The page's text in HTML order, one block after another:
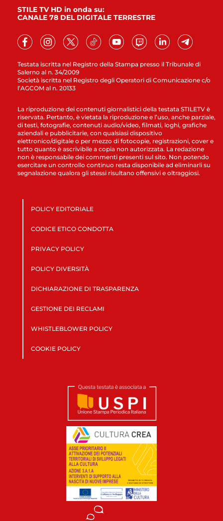
Testata iscritta nel Registro della Stampa presso il Tribunale di
Salerno al n. 34/2009
Società iscritta nel Registro degli Operatori di Comunicazione c/o
l’AGCOM al n. 20133
STILE TV HD in onda su:
CANALE 78 DEL DIGITALE TERRESTRE
La riproduzione dei contenuti giornalistici della testata STILETV è
riservata. Pertanto, è vietata la riproduzione e l’uso, anche parziale,
di testi, fotografie, contenuti audio/video, filmati, loghi, grafiche
aziendali e pubblicitarie, con qualsiasi dispositivo
elettronico/digitale o per mezzo di fotocopie, registrazioni, cover e
tutto quanto è ascrivibile a copia non autorizzata. La redazione
non è responsabile dei commenti presenti sul sito. Non potendo
esercitare un controllo continuo resta disponibile ad eliminarli su
segnalazione qualora gli stessi risultano offensivi e oltraggiosi.
POLICY EDITORIALE
CODICE ETICO CONDOTTA
PRIVACY POLICY
POLICY DIVERSITÀ
DICHIARAZIONE DI TRASPARENZA
GESTIONE DEI RECLAMI
WHISTLEBLOWER POLICY
COOKIE POLICY